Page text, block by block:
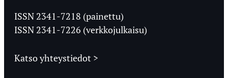
Ylioppilaslehti
ISSN 2341-7218 (painettu)
ISSN 2341-7226 (verkkojulkaisu)
Katso yhteystiedot >